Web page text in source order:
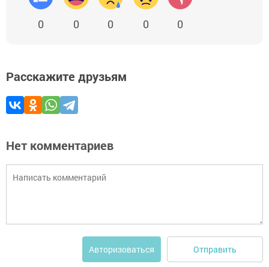
0 0 0 0 0
Расскажите друзьям
Нет комментариев
Авторизоваться Отправить